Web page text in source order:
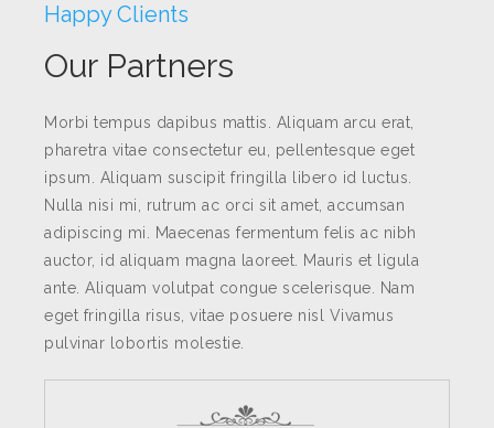
Happy Clients
Our Partners
Morbi tempus dapibus mattis. Aliquam arcu erat,
pharetra vitae consectetur eu, pellentesque eget
ipsum. Aliquam suscipit fringilla libero id luctus.
Nulla nisi mi, rutrum ac orci sit amet, accumsan
adipiscing mi. Maecenas fermentum felis ac nibh
auctor, id aliquam magna laoreet. Mauris et ligula
ante. Aliquam volutpat congue scelerisque. Nam
eget fringilla risus, vitae posuere nisl Vivamus
pulvinar lobortis molestie.